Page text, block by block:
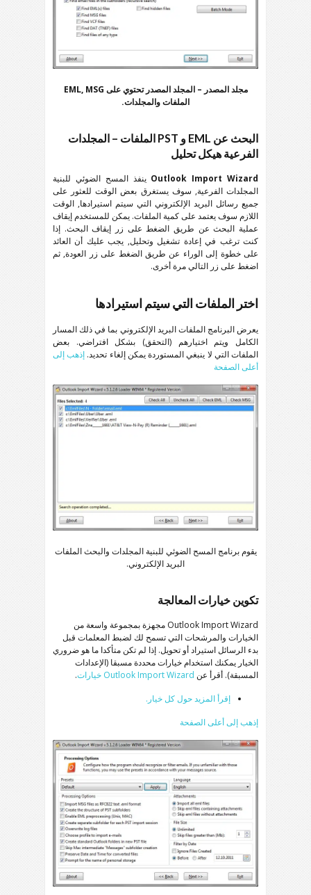
مجلد المصدر – المجلد المصدر تحتوي على EML, MSG
الملفات والمجلدات.
البحث عن EML و PST الملفات – المجلدات
الفرعية هيكل تحليل
Outlook Import Wizard ينفذ المسح الضوئي للبنية
المجلدات الفرعية, سوف يستغرق بعض الوقت للعثور على
جميع رسائل البريد الإلكتروني التي سيتم استيرادها, الوقت
اللازم سوف يعتمد على كمية الملفات. يمكن للمستخدم إيقاف
عملية البحث عن طريق الضغط على زر إيقاف البحث. إذا
كنت ترغب في إعادة تشغيل وتحليل, يجب عليك أن العائد
على خطوة إلى الوراء عن طريق الضغط على زر العودة, ثم
اضغط على زر التالي مرة أخرى.
اختر الملفات التي سيتم استيرادها
يعرض البرنامج الملفات البريد الإلكتروني بما في ذلك المسار
الكامل ويتم اختيارهم (التحقق) بشكل افتراضي. بعض
الملفات التي لا ينبغي المستوردة يمكن إلغاء تحديد. إذهب إلى
أعلى الصفحة
يقوم برنامج المسح الضوئي للبنية المجلدات والبحث الملفات
البريد الإلكتروني.
تكوين خيارات المعالجة
Outlook Import Wizard مجهزة بمجموعة واسعة من
الخيارات والمرشحات التي تسمح لك لضبط المعلمات قبل
بدء الرسائل استيراد أو تحويل. إذا لم تكن متأكدا ما هو ضروري
الخيار يمكنك استخدام خيارات محددة مسبقا (الإعدادات
المسبقة). أقرأ عن Outlook Import Wizard خيارات.
إقرأ المزيد حول كل خيار.
إذهب إلى أعلى الصفحة